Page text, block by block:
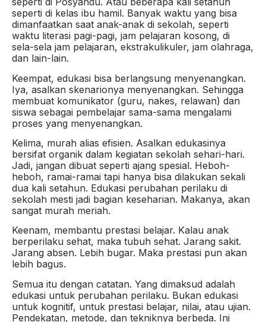
seperti di kelas ibu hamil. Banyak waktu yang bisa
dimanfaatkan saat anak-anak di sekolah, seperti
waktu literasi pagi-pagi, jam pelajaran kosong, di
sela-sela jam pelajaran, ekstrakulikuler, jam olahraga,
dan lain-lain.
Keempat, edukasi bisa berlangsung menyenangkan.
Iya, asalkan skenarionya menyenangkan. Sehingga
membuat komunikator (guru, nakes, relawan) dan
siswa sebagai pembelajar sama-sama mengalami
proses yang menyenangkan.
Kelima, murah alias efisien. Asalkan edukasinya
bersifat organik dalam kegiatan sekolah sehari-hari.
Jadi, jangan dibuat seperti ajang spesial. Heboh-
heboh, ramai-ramai tapi hanya bisa dilakukan sekali
dua kali setahun. Edukasi perubahan perilaku di
sekolah mesti jadi bagian keseharian. Makanya, akan
sangat murah meriah.
Keenam, membantu prestasi belajar. Kalau anak
berperilaku sehat, maka tubuh sehat. Jarang sakit.
Jarang absen. Lebih bugar. Maka prestasi pun akan
lebih bagus.
Semua itu dengan catatan. Yang dimaksud adalah
edukasi untuk perubahan perilaku. Bukan edukasi
untuk kognitif, untuk prestasi belajar, nilai, atau ujian.
Pendekatan, metode, dan tekniknya berbeda. Ini